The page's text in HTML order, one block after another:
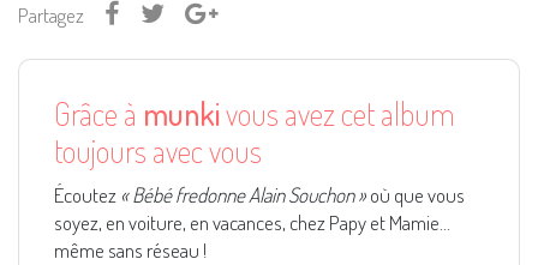
Partagez
Grâce à munkivous avez cet album
toujours avec vous
Écoutez « Bébé fredonne Alain Souchon »où que vous
soyez, en voiture, en vacances, chez Papy et Mamie...
même sans réseau !